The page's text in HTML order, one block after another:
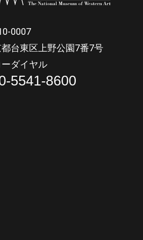
0007
台東区上野公園7番7号
ダイヤル
5541-8600